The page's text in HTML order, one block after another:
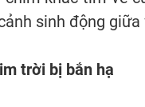
sinh động giữa
trời bị bắn hạ